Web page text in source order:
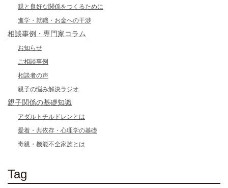
親と良好な関係をつくるために
進学・就職・お金への干渉
相談事例・専門家コラム
お知らせ
ご相談事例
相談者の声
親子の悩み解決ラジオ
親子関係の基礎知識
アダルトチルドレンとは
愛着・共依存・心理学の基礎
毒親・機能不全家族とは
Tag